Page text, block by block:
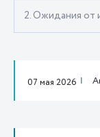
2. Ожидания от
07 мая 2026